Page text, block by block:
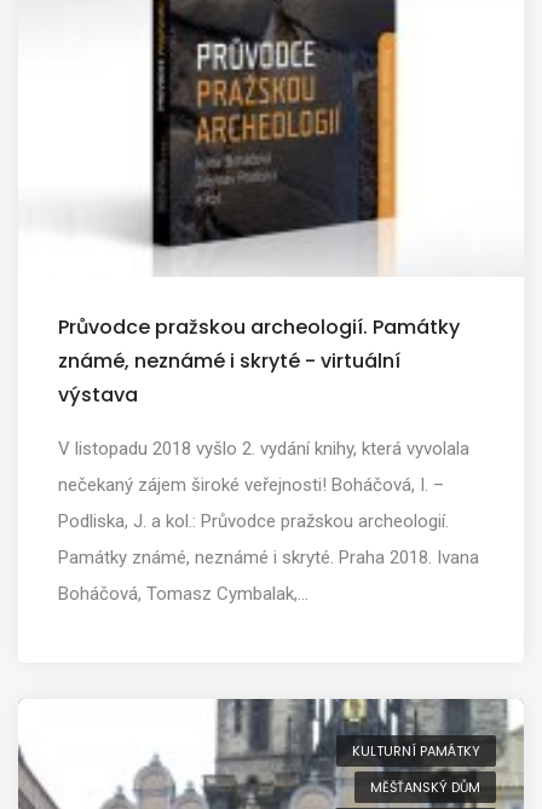
Průvodce pražskou archeologií. Památky
známé, neznámé i skryté - virtuální
výstava
V listopadu 2018 vyšlo 2. vydání knihy, která vyvolala
nečekaný zájem široké veřejnosti! Boháčová, I. –
Podliska, J. a kol.: Průvodce pražskou archeologií.
Památky známé, neznámé i skryté. Praha 2018. Ivana
Boháčová, Tomasz Cymbalak,…
KULTURNÍ PAMÁTKY
MĚŠŤANSKÝ DŮM